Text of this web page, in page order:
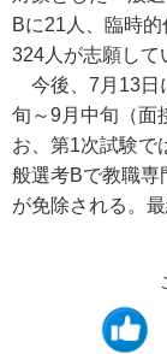
Bに21人、臨時
324人が志願して
今後、7月13日
旬～9月中旬（面
お、第1次試験で
般選考Bで教職専
が免除される。